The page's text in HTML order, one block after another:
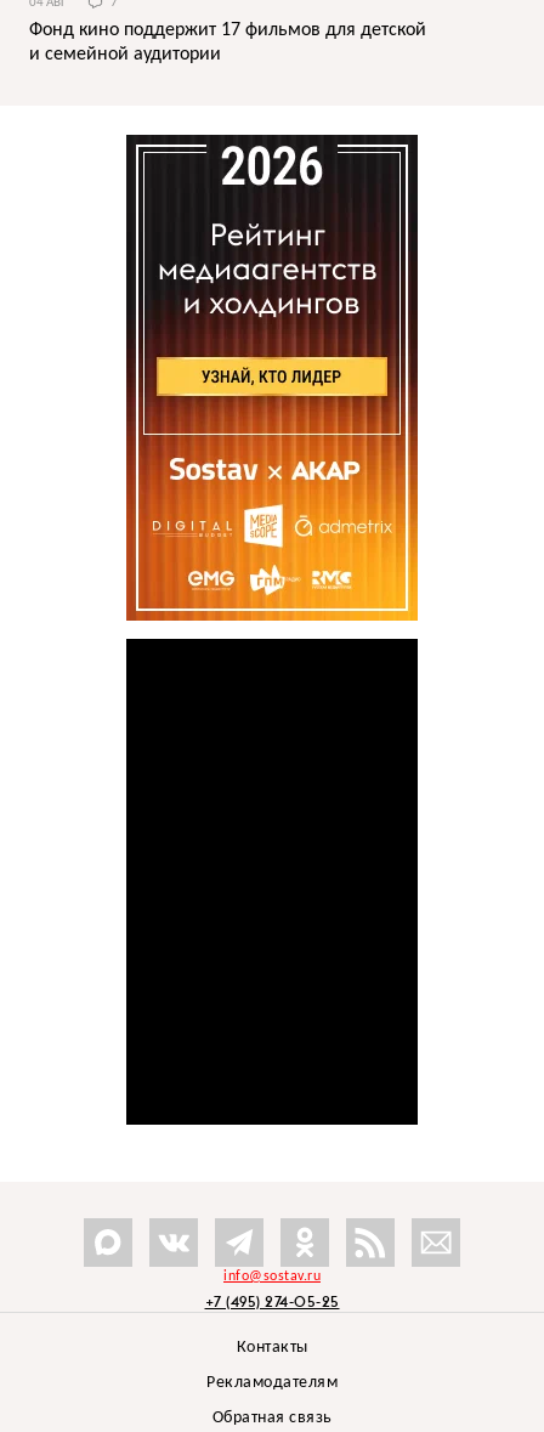
04 АВГ 7
Фонд кино поддержит 17 фильмов для детской
и семейной аудитории
info@sostav.ru
+7 (495) 274-05-25
Контакты
Рекламодателям
Обратная связь